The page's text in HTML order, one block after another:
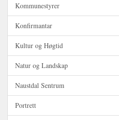
Kommunestyrer
Konfirmantar
Kultur og Høgtid
Natur og Landskap
Naustdal Sentrum
Portrett